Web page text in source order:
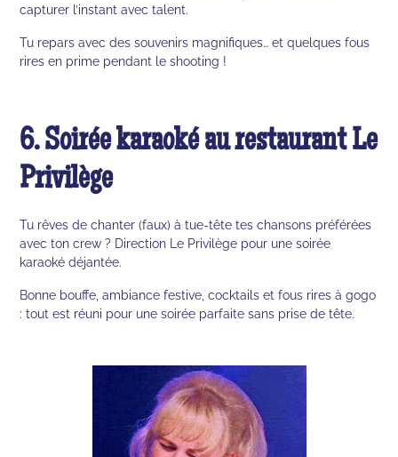
capturer l’instant avec talent.
Tu repars avec des souvenirs magnifiques… et quelques fous
rires en prime pendant le shooting !
6. Soirée karaoké au restaurant Le
Privilège
Tu rêves de chanter (faux) à tue-tête tes chansons préférées
avec ton crew ? Direction Le Privilège pour une soirée
karaoké déjantée.
Bonne bouffe, ambiance festive, cocktails et fous rires à gogo
: tout est réuni pour une soirée parfaite sans prise de tête.